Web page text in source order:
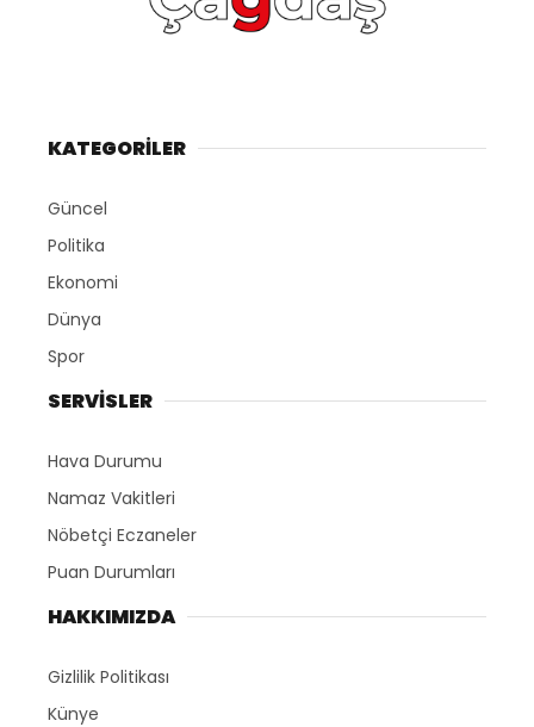
KATEGORİLER
Güncel
Politika
Ekonomi
Dünya
Spor
SERVİSLER
Hava Durumu
Namaz Vakitleri
Nöbetçi Eczaneler
Puan Durumları
HAKKIMIZDA
Gizlilik Politikası
Künye